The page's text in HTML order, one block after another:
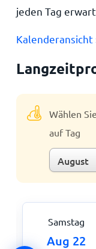
jeden Tag
Kalenderansicht
Wählen
auf Tag
Samstag
Aug 22